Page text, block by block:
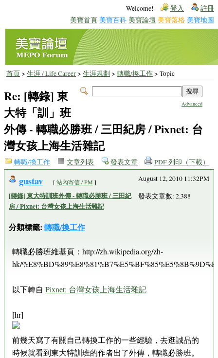
Welcome! 登入 註冊
美寶首頁 美寶百科 美寶論壇 美寶落格 美寶地圖
首頁> 生涯 / Life Career> 生涯規劃 > 轉職/換工作> Topic
Advanced
Re: [轉錄] 東
大特「訓」班
外傳 - 轉職必勝班 / 三田紀房 / Pixnet: 台
灣女孩上海生活雜記
轉職/換工作 文章列表 發表文章 PDF 列印（下載）
gustav [站內寄信 / PM ]
[轉錄] 東大特訓班外傳 - 轉職必勝班 / 三田紀
房 / Pixnet: 台灣女孩上海生活雜記
分類標籤: 轉職/換工作
August 12, 2010 11:32PM
發表文章數: 2,388
轉職必勝班維基頁：http://zh.wikipedia.org/zh-
hk/
以下轉自 Pixnet: 台灣女孩上海生活雜記
[hr]
前幾天寫了有關自己轉換工作的一些經驗，去逛誠品的
時候就看到東大特訓班的作者出了外傳，轉職必勝班。